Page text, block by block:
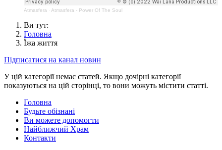
Atmasfera · Atmasfera - Power Of The Soul
Ви тут:
Головна
Їжа життя
Підписатися на канал новин
У цій категорії немає статей. Якщо дочірні категорії
показуються на цій сторінці, то вони можуть містити статті.
Головна
Будьте обізнані
Ви можете допомогти
Найближчий Храм
Контакти